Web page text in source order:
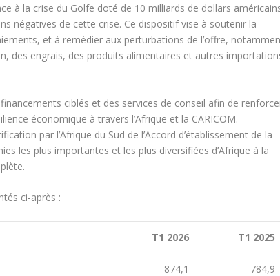
à la crise du Golfe doté de 10 milliards de dollars
négatives de cette crise. Ce dispositif vise à soutenir la
et à remédier aux perturbations de l’offre,
des engrais, des produits alimentaires et autres
ciblés et des services de conseil afin de
économique à travers l’Afrique et la CARICOM.
par l’Afrique du Sud de l’Accord d’établissement de la
les plus importantes et les plus diversifiées d’Afrique à la
ci-après :
T1 2026 T1 2025
874,1 784,9